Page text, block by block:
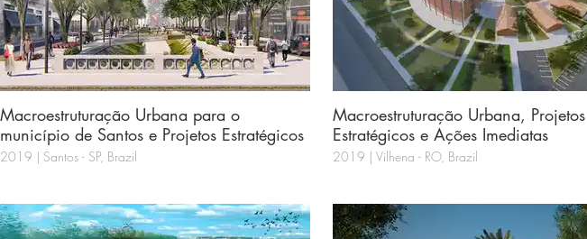
Macroestruturação Urbana para o
município de Santos e Projetos Estratégicos
2019 | Santos - SP, Brazil
Macroestruturação Urbana, Projetos
Estratégicos e Ações Imediatas
2019 | Vilhena - RO, Brazil